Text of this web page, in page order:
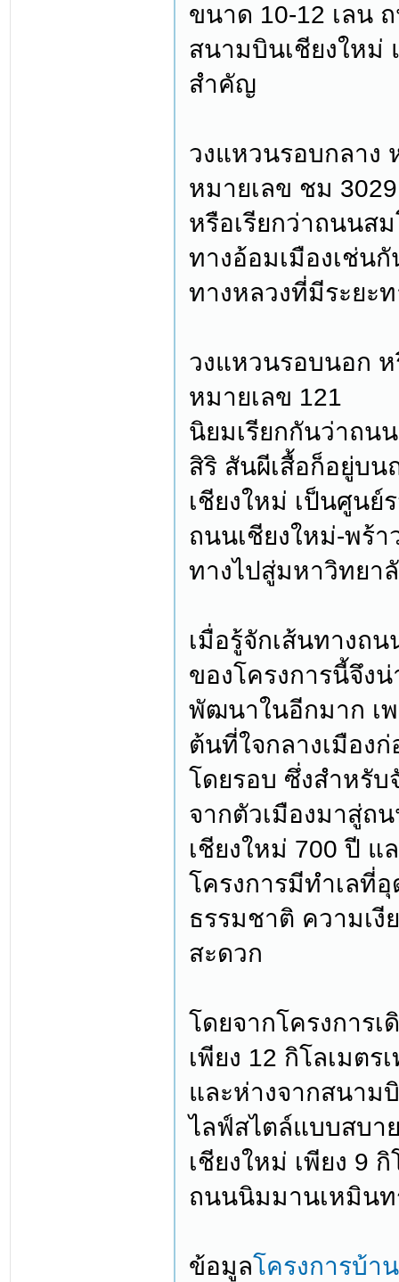
ขนาด 10-12 เลน
สนามบินเชียงใหม่
สำคัญ
วงแหวนรอบกลาง
หมายเลข ชม 3029
หรือเรียกว่าถนนส
ทางอ้อมเมืองเช่น
ทางหลวงที่มีระยะ
วงแหวนรอบนอก
หมายเลข 121
นิยมเรียกกันว่าถน
สิริ สันผีเสื้อก็อยู่บน
เชียงใหม่ เป็นศูนย์
ถนนเชียงใหม่-พร้
ทางไปสู่มหาวิทยา
เมื่อรู้จักเส้นทางถ
ของโครงการนี้จึง
พัฒนาในอีกมาก เพ
ต้นที่ใจกลางเมือง
โดยรอบ ซึ่งสำหรับ
จากตัวเมืองมาสู่ถ
เชียงใหม่ 700 ปี
โครงการมีทำเลที่
ธรรมชาติ ความเงี
สะดวก
โดยจากโครงการเ
เพียง 12 กิโลเมต
และห่างจากสนาม
ไลฟ์สไตล์แบบสบา
เชียงใหม่ เพียง 9
ถนนนิมมานเหมิน
ข้อมูลโครงการบ้า